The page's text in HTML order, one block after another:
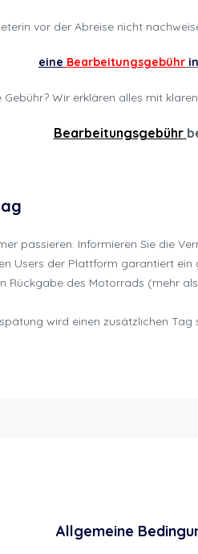
vor der Abreise nicht
eine Bearbeitungsgebühr
Wir erklären alles mit
Bearbeitungsgebühr
passieren. Informieren Sie die
Users der Plattform garantiert
Rückgabe des Motorrads (mehr
wird einen zusätzlichen
Allgemeine